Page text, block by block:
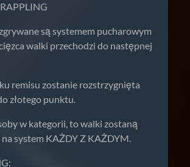
są systemem pucharowym
walki przechodzi do następnej
remisu zostanie rozstrzygnięta
złotego punktu.
w kategorii, to walki zostaną
system KAŻDY Z KAŻDYM.